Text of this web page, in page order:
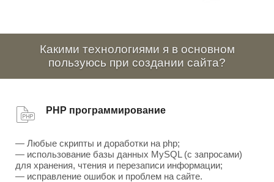
Какими технологиями я в основном
пользуюсь при создании сайта?
PHP программирование
— Любые скрипты и доработки на php;
— использование базы данных MySQL (с запросами)
для хранения, чтения и перезаписи информации;
— исправление ошибок и проблем на сайте.